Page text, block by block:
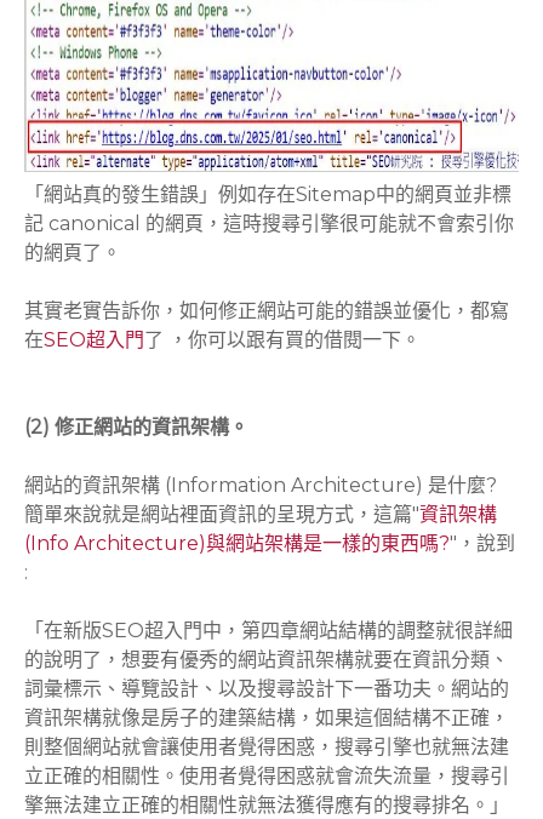
「網站真的發生錯誤」例如存在Sitemap中的網頁並非標
記 canonical 的網頁，這時搜尋引擎很可能就不會索引你
的網頁了。
其實老實告訴你，如何修正網站可能的錯誤並優化，都寫
在SEO超入門了 ，你可以跟有買的借閱一下。
(2) 修正網站的資訊架構。
網站的資訊架構 (Information Architecture) 是什麼?
簡單來說就是網站裡面資訊的呈現方式，這篇"資訊架構
(Info Architecture)與網站架構是一樣的東西嗎?"，說到
:
「在新版SEO超入門中，第四章網站結構的調整就很詳細
的說明了，想要有優秀的網站資訊架構就要在資訊分類、
詞彙標示、導覽設計、以及搜尋設計下一番功夫。網站的
資訊架構就像是房子的建築結構，如果這個結構不正確，
則整個網站就會讓使用者覺得困惑，搜尋引擎也就無法建
立正確的相關性。使用者覺得困惑就會流失流量，搜尋引
擎無法建立正確的相關性就無法獲得應有的搜尋排名。」